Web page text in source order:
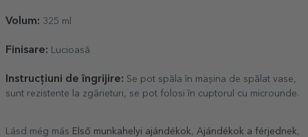
Volum: 325 ml
Finisare: Lucioasă
Instrucțiuni de îngrijire: Se pot spăla în mașina de spălat vase,
sunt rezistente la zgârieturi, se pot folosi în cuptorul cu microunde.
Lásd még más Első munkahelyi ajándékok, Ajándékok a férjednek,